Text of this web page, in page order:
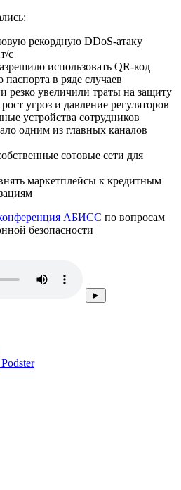
рекордную DDoS-атаку
с
использовать QR‑код
паспорта в ряде случаев
резко увеличили траты на защиту
угроз и давление регуляторов
устройства сотрудников
одним из главных каналов
сотовые сети для
маркетплейсы к кредитным
АБИСС по вопросам
безопасности
►
Podster